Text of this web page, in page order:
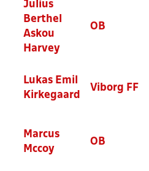
Julius
Berthel
Askou
Harvey
OB
Lukas Emil
Kirkegaard
Viborg FF
Marcus
Mccoy
OB